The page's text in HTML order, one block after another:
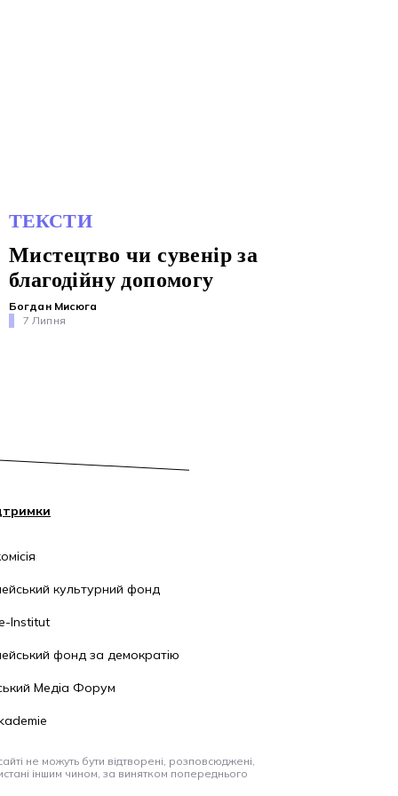
ТЕКСТИ
Мистецтво чи сувенір за
благодійну допомогу
Богдан Мисюга
7 Липня
культурний фонд
Institut
фонд за демократію
Медіа Форум
не можуть бути відтворені, розповсюджені,
іншим чином, за винятком попереднього